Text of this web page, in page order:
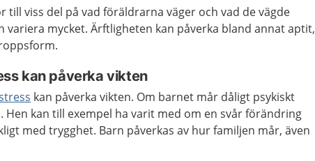
till viss del på vad föräldrarna väger och vad de vägde
variera mycket. Ärftligheten kan påverka bland annat aptit,
kan påverka vikten
kan påverka vikten. Om barnet mår dåligt psykiskt
Hen kan till exempel ha varit med om en svår förändring
med trygghet. Barn påverkas av hur familjen mår, även